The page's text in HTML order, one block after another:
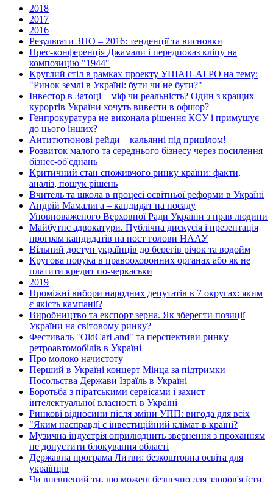
2018
2017
2016
Результати ЗНО – 2016: тенденції та висновки
Прес-конференція Джамали і передпоказ кліпу на
композицію "1944"
Круглий стіл в рамках проекту УНІАН-АГРО на тему:
"Ринок землі в Україні: бути чи не бути?"
Інвестор в Затоці – міф чи реальність? Один з кращих
курортів України хочуть вивести в офшор?
Генпрокуратура не виконала рішення КСУ і примушує
до цього інших?
Антитютюнові рейди – кальянні під прицілом!
Розвиток малого та середнього бізнесу через посилення
бізнес-об'єднань
Критичний стан споживчого ринку країни: факти,
аналіз, пошук рішень
Вчитель та школа в процесі освітньої реформи в Україні
Андрій Мамалига – кандидат на посаду
Уповноваженого Верховної Ради України з прав людини
Майбутнє адвокатури. Публічна дискусія і презентація
програм кандидатів на пост голови НААУ
Вільний доступ українців до берегів річок та водойм
Кругова порука в правоохоронних органах або як не
платити кредит по-черкаськи
2019
Проміжні вибори народних депутатів в 7 округах: яким
є якість кампанії?
Виробництво та експорт зерна. Як зберегти позиції
України на світовому ринку?
Фестиваль "OldCarLand" та перспективи ринку
ретроавтомобілів в Україні
Про молоко начистоту
Перший в Україні концерт Мінца за підтримки
Посольства Держави Ізраїль в Україні
Боротьба з піратськими сервісами і захист
інтелектуальної власності в Україні
Ринкові відносини після зміни УПП: вигода для всіх
"Яким насправді є інвестиційний клімат в країні?
Музична індустрія оприлюднить звернення з проханням
не допустити блокування області
Державна програма Литви: безкоштовна освіта для
українців
Чи впевнений ти, що можеш безпечно для здоров'я їсти